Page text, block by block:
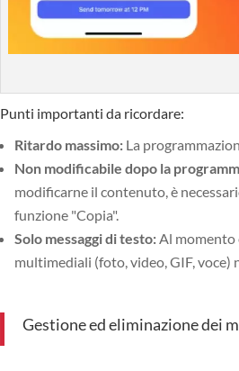
Punti importanti da ricordare:
Ritardo massimo: La
Non modificabile dopo la
modificarne il contenuto, è
funzione "Copia".
Solo messaggi di testo: Al momento
multimediali (foto, video, GIF, voce)
Gestione ed eliminazione dei